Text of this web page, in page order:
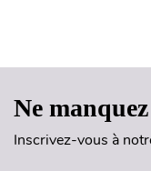
Ne
Inscrivez-vous à